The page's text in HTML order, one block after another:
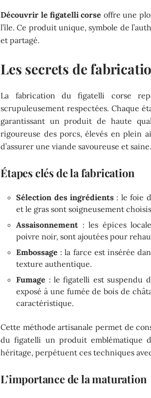
Découvrir le figatelli corse offre une
l’île. Ce produit unique, symbole de
et partagé.
Les secrets de
La fabrication du figatelli corse
scrupuleusement respectées. Chaque
garantissant un produit de haute
rigoureuse des porcs, élevés en plein
d’assurer une viande savoureuse et saine.
Étapes clés de la fabrication
Sélection des ingrédients: le foie
et le gras sont soigneusement
Assaisonnement : les épices
poivre noir, sont ajoutées pour
Embossage : la farce est insérée
texture authentique.
Fumage : le figatelli est suspendu
exposé à une fumée de bois de
caractéristique.
Cette méthode artisanale permet de
du figatelli un produit emblématique
héritage, perpétuent ces techniques
L’importance de la maturation